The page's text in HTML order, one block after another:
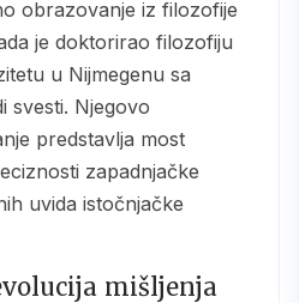
je doktorirao filozofiju
u Nijmegenu sa
svesti. Njegovo
predstavlja most
zapadnjačke
uvida istočnjačke
mišljenja